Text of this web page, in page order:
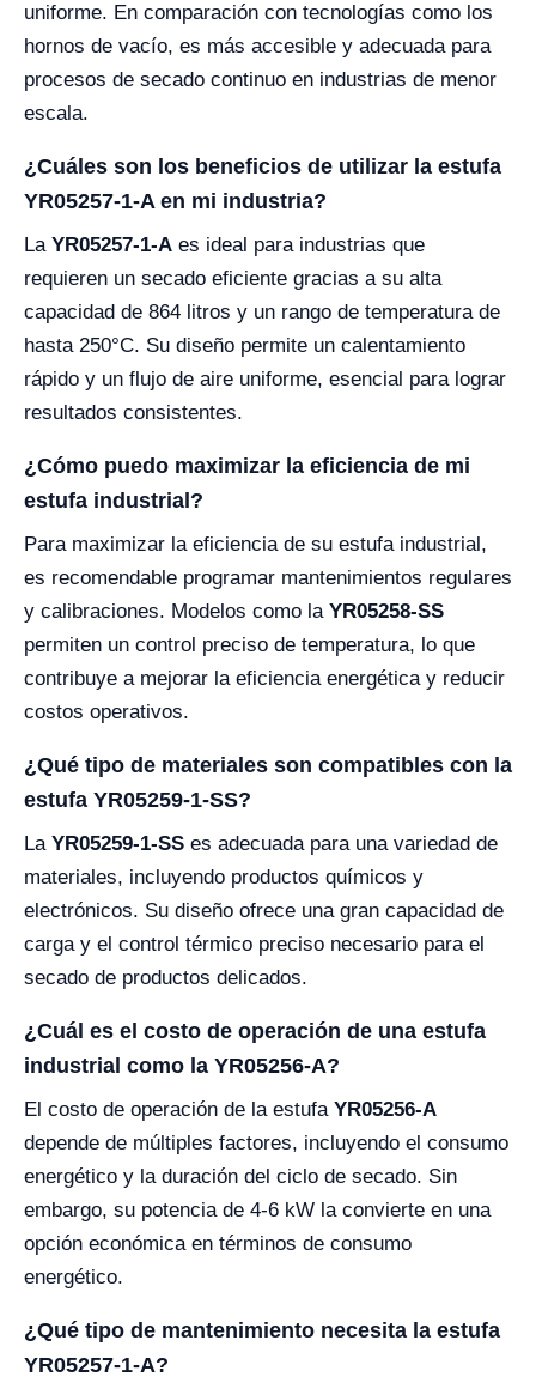
uniforme. En comparación con tecnologías como los
hornos de vacío, es más accesible y adecuada para
procesos de secado continuo en industrias de menor
escala.
¿Cuáles son los beneficios de utilizar la estufa
YR05257-1-A en mi industria?
La YR05257-1-A es ideal para industrias que
requieren un secado eficiente gracias a su alta
capacidad de 864 litros y un rango de temperatura de
hasta 250°C. Su diseño permite un calentamiento
rápido y un flujo de aire uniforme, esencial para lograr
resultados consistentes.
¿Cómo puedo maximizar la eficiencia de mi
estufa industrial?
Para maximizar la eficiencia de su estufa industrial,
es recomendable programar mantenimientos regulares
y calibraciones. Modelos como la YR05258-SS
permiten un control preciso de temperatura, lo que
contribuye a mejorar la eficiencia energética y reducir
costos operativos.
¿Qué tipo de materiales son compatibles con la
estufa YR05259-1-SS?
La YR05259-1-SS es adecuada para una variedad de
materiales, incluyendo productos químicos y
electrónicos. Su diseño ofrece una gran capacidad de
carga y el control térmico preciso necesario para el
secado de productos delicados.
¿Cuál es el costo de operación de una estufa
industrial como la YR05256-A?
El costo de operación de la estufa YR05256-A
depende de múltiples factores, incluyendo el consumo
energético y la duración del ciclo de secado. Sin
embargo, su potencia de 4-6 kW la convierte en una
opción económica en términos de consumo
energético.
¿Qué tipo de mantenimiento necesita la estufa
YR05257-1-A?